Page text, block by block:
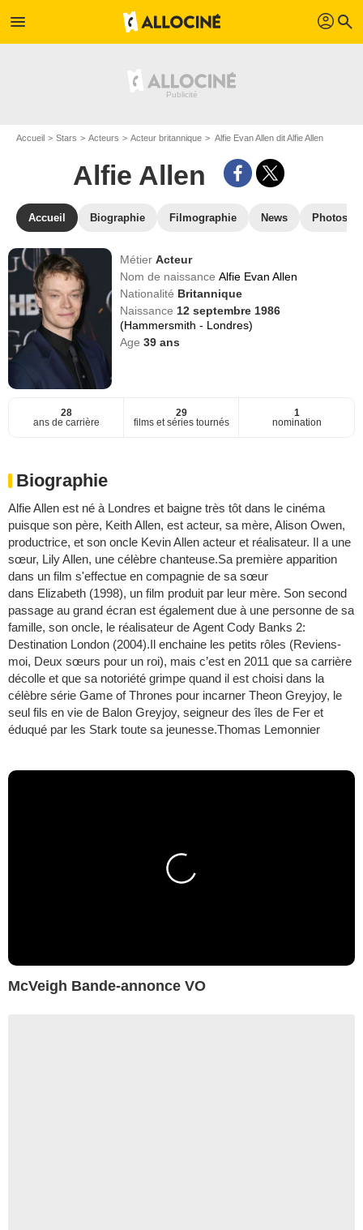
menu profil search
Accueil Stars Acteurs Acteur britannique Alfie Evan Allen dit Alfie Allen
Alfie Allen
Accueil Biographie Filmographie News Photos
MétierActeur
Nom de naissanceAlfie Evan Allen
Nationalité Britannique
Naissance 12 septembre 1986
(Hammersmith - Londres)
Age39 ans
28
ans de carrière
29
films et séries tournés
1
nomination
Biographie
Alfie Allen est né à Londres et baigne très tôt dans le cinéma
puisque son père, Keith Allen, est acteur, sa mère, Alison Owen,
productrice, et son oncle Kevin Allen acteur et réalisateur. Il a une
sœur, Lily Allen, une célèbre chanteuse.Sa première apparition
dans un film s'effectue en compagnie de sa sœur
dans Elizabeth (1998), un film produit par leur mère. Son second
passage au grand écran est également due à une personne de sa
famille, son oncle, le réalisateur de Agent Cody Banks 2:
Destination London (2004).Il enchaine les petits rôles (Reviens-
moi, Deux sœurs pour un roi), mais c’est en 2011 que sa carrière
décolle et que sa notoriété grimpe quand il est choisi dans la
célèbre série Game of Thrones pour incarner Theon Greyjoy, le
seul fils en vie de Balon Greyjoy, seigneur des îles de Fer et
éduqué par les Stark toute sa jeunesse.Thomas Lemonnier
McVeigh Bande-annonce VO